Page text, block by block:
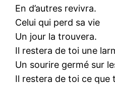
En d’autres revivra.
Celui qui perd sa vie
Un jour la trouvera.
Il restera de toi une
Un sourire germé sur
Il restera de toi ce que